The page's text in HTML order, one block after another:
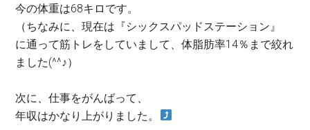
今の体重は68キロです。
（ちなみに、現在は『シックスパッドステーション』
に通って筋トレをしていまして、体脂肪率14％まで絞れ
ました(^^♪）
次に、仕事をがんばって、
年収はかなり上がりました。